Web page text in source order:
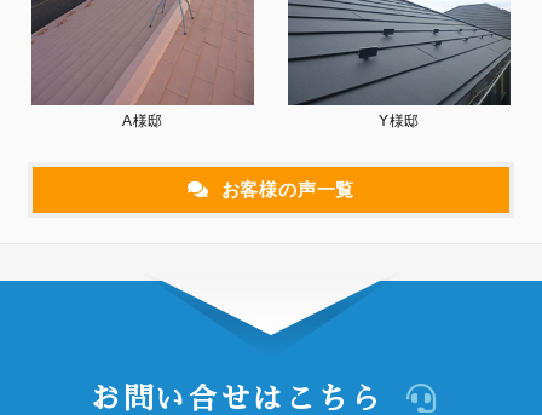
A様邸 Y様邸
お客様の声一覧
お問い合せはこちら